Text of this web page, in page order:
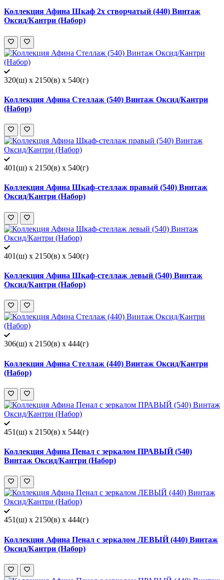
Коллекция Афина Шкаф 2х створчатый (440) Винтаж
Оксид/Кантри (Набор)
320(ш) x 2150(в) x 540(г)
Коллекция Афина Стеллаж (540) Винтаж Оксид/Кантри
(Набор)
401(ш) x 2150(в) x 540(г)
Коллекция Афина Шкаф-стеллаж правый (540) Винтаж
Оксид/Кантри (Набор)
401(ш) x 2150(в) x 540(г)
Коллекция Афина Шкаф-стеллаж левый (540) Винтаж
Оксид/Кантри (Набор)
306(ш) x 2150(в) x 444(г)
Коллекция Афина Стеллаж (440) Винтаж Оксид/Кантри
(Набор)
451(ш) x 2150(в) x 544(г)
Коллекция Афина Пенал с зеркалом ПРАВЫЙ (540)
Винтаж Оксид/Кантри (Набор)
451(ш) x 2150(в) x 444(г)
Коллекция Афина Пенал с зеркалом ЛЕВЫЙ (440) Винтаж
Оксид/Кантри (Набор)